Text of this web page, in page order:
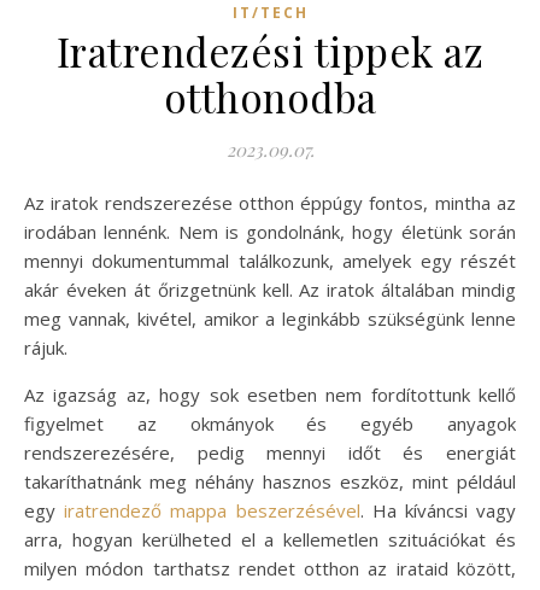
IT/TECH
Iratrendezési tippek az
otthonodba
2023.09.07.
Az iratok rendszerezése otthon éppúgy fontos, mintha az
irodában lennénk. Nem is gondolnánk, hogy életünk során
mennyi dokumentummal találkozunk, amelyek egy részét
akár éveken át őrizgetnünk kell. Az iratok általában mindig
meg vannak, kivétel, amikor a leginkább szükségünk lenne
rájuk.
Az igazság az, hogy sok esetben nem fordítottunk kellő
figyelmet az okmányok és egyéb anyagok
rendszerezésére, pedig mennyi időt és energiát
takaríthatnánk meg néhány hasznos eszköz, mint például
egyiratrendező mappa beszerzésével. Ha kíváncsi vagy
arra, hogyan kerülheted el a kellemetlen szituációkat és
milyen módon tarthatsz rendet otthon az irataid között,